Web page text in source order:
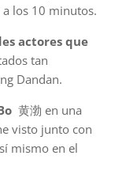
los 10 minutos.
actores que
tan
Dandan.
黄渤 en una
visto junto con
mismo en el